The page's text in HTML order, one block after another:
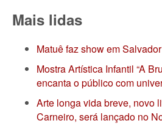
Mais lidas
Matuê faz show em
Mostra Artística Infantil “A
encanta o público com
Arte longa vida breve, novo
Carneiro, será lançado no